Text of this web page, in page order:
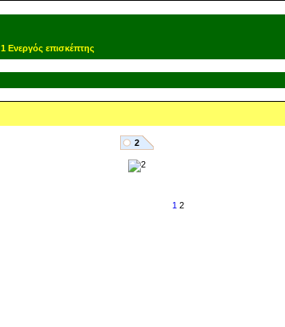
1 Ενεργός επισκέπτης
2
1 2